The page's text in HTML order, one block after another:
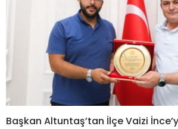
Başkan Altuntaş’tan İlçe Vaizi